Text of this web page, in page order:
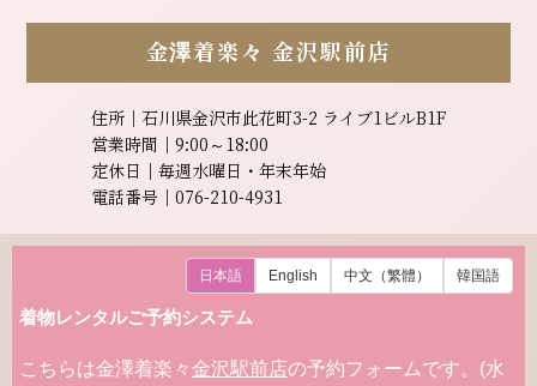
金澤着楽々 金沢駅前店
住所｜石川県金沢市此花町3-2 ライブ1ビルB1F
営業時間｜9:00～18:00
定休日｜毎週水曜日・年末年始
電話番号｜076-210-4931